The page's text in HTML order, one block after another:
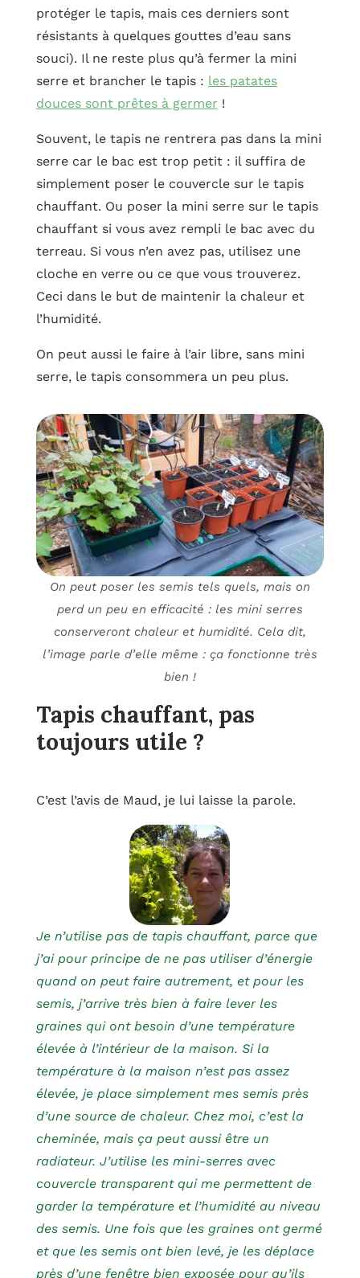
protéger le tapis, mais ces derniers sont
résistants à quelques gouttes d’eau sans
souci). Il ne reste plus qu’à fermer la mini
serre et brancher le tapis : les patates
douces sont prêtes à germer !
Souvent, le tapis ne rentrera pas dans la mini
serre car le bac est trop petit : il suffira de
simplement poser le couvercle sur le tapis
chauffant. Ou poser la mini serre sur le tapis
chauffant si vous avez rempli le bac avec du
terreau. Si vous n’en avez pas, utilisez une
cloche en verre ou ce que vous trouverez.
Ceci dans le but de maintenir la chaleur et
l’humidité.
On peut aussi le faire à l’air libre, sans mini
serre, le tapis consommera un peu plus.
On peut poser les semis tels quels, mais on
perd un peu en efficacité : les mini serres
conserveront chaleur et humidité. Cela dit,
l’image parle d’elle même : ça fonctionne très
bien !
Tapis chauffant, pas
toujours utile ?
C’est l’avis de Maud, je lui laisse la parole.
Je n’utilise pas de tapis chauffant, parce que
j’ai pour principe de ne pas utiliser d’énergie
quand on peut faire autrement, et pour les
semis, j’arrive très bien à faire lever les
graines qui ont besoin d’une température
élevée à l’intérieur de la maison. Si la
température à la maison n’est pas assez
élevée, je place simplement mes semis près
d’une source de chaleur. Chez moi, c’est la
cheminée, mais ça peut aussi être un
radiateur. J’utilise les mini-serres avec
couvercle transparent qui me permettent de
garder la température et l’humidité au niveau
des semis. Une fois que les graines ont germé
et que les semis ont bien levé, je les déplace
près d’une fenêtre bien exposée pour qu’ils